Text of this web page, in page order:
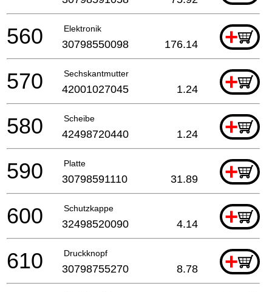
Elektronik +
560 30798550098 176.14
Sechskantmutter +
570 42001027045 1.24
Scheibe +
580 42498720440 1.24
Platte +
590 30798591110 31.89
Schutzkappe +
600 32498520090 4.14
Druckknopf +
610 30798755270 8.78